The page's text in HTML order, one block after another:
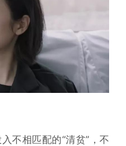
不相匹配的“清贫”，不